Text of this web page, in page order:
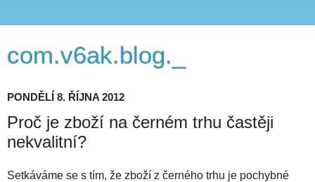
com.v6ak.blog._
PONDĚLÍ 8. ŘÍJNA 2012
Proč je zboží na černém trhu častěji
nekvalitní?
Setkáváme se s tím, že zboží z černého trhu je pochybné